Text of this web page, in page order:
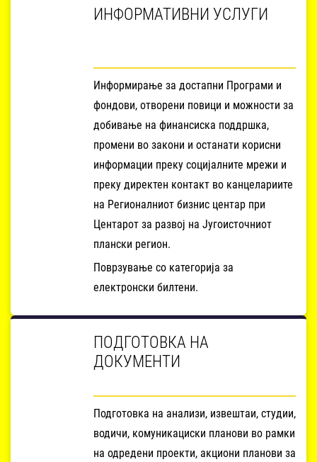
ИНФОРМАТИВНИ УСЛУГИ
Информирање за достапни Програми и
фондови, отворени повици и можности за
добивање на финансиска поддршка,
промени во закони и останати корисни
информации преку социјалните мрежи и
преку директен контакт во канцелариите
на Регионалниот бизнис центар при
Центарот за развој на Југоисточниот
плански регион.
Поврзување со категорија за
електронски билтени.
ПОДГОТОВКА НА
ДОКУМЕНТИ
Подготовка на анализи, извештаи, студии,
водичи, комуникациски планови во рамки
на одредени проекти, акциони планови за